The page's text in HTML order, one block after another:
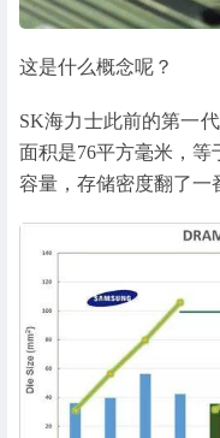
这是什么概念呢？
SK海力士此前的第一
面积是76平方毫米，
容量，存储密度翻了一